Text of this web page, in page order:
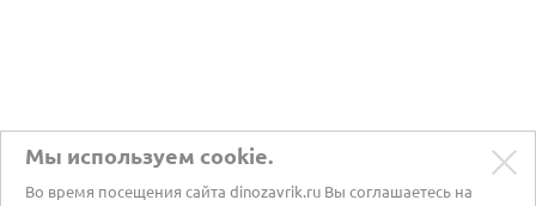
Мы используем cookie.
Во время посещения сайта dinozavrik.ru Вы соглашаетесь на